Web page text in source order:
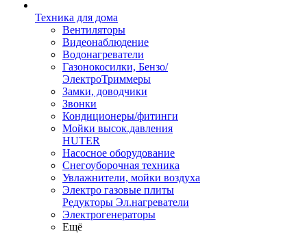
Техника для дома
Вентиляторы
Видеонаблюдение
Водонагреватели
Газонокосилки, Бензо/
ЭлектроТриммеры
Замки, доводчики
Звонки
Кондиционеры/фитинги
Мойки высок.давления
HUTER
Насосное оборудование
Снегоуборочная техника
Увлажнители, мойки воздуха
Электро газовые плиты
Редукторы Эл.нагреватели
Электрогенераторы
Ещё